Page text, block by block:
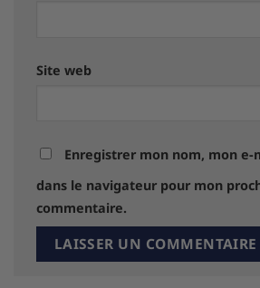
Site web
Enregistrer mon nom, mon
dans le navigateur pour mon
commentaire.